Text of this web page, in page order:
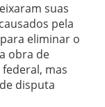
suas
pela
eliminar o
obra de
mas
disputa